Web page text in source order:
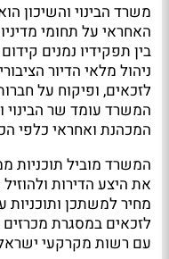
משרד הבינוי והשיכון
האחראי על תחומי
בין תפקידיו נמנים
ניהול מלאי הדיור
לזכאים, ופיקוח על
המשרד עומד שר
המכהנת ואחראי כלפי
המשרד מוביל תוכניות
את היצע הדירות
מחיר למשתכן ותוכניות
לזכאים במסגרת
עם רשות מקרקעי